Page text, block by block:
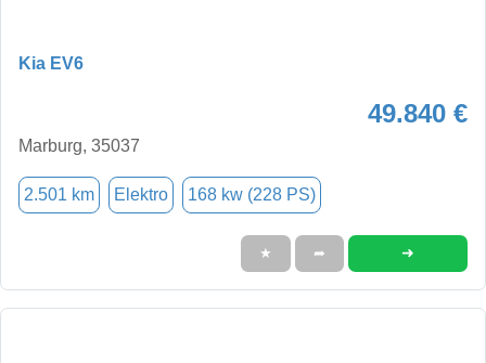
Kia EV6
49.840 €
Marburg, 35037
2.501 km Elektro 168 kw (228 PS)
★ ➦ ➜